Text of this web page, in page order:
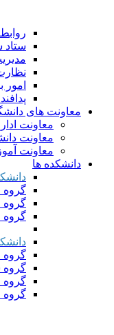
ستاد
امور
معاونت های
معاونت
معاونت
معاونت
دانشکده ها
گروه
گروه
گروه
گروه